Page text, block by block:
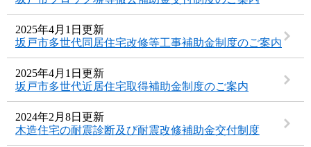
2025年4月1日更新
坂戸市多世代同居住宅改修等工事補助金制度のご案内
2025年4月1日更新
坂戸市多世代近居住宅取得補助金制度のご案内
2024年2月8日更新
木造住宅の耐震診断及び耐震改修補助金交付制度